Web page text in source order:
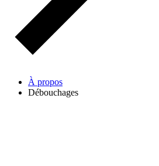
À propos
Débouchages